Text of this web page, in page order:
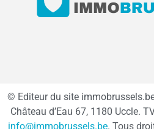
© Editeur du site
Château d’Eau 67, 1180 Uccle.
info@immobrussels.be. Tous